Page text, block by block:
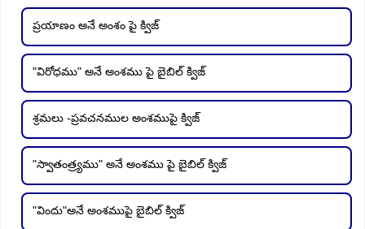
ప్రయాణం అనే అంశం పై క్విజ్
"విరోధము" అనే అంశము పై బైబిల్ క్విజ్
శ్రమలు -ప్రవచనముల అంశముపై క్విజ్
"స్వాతంత్ర్యము" అనే అంశము పై బైబిల్ క్విజ్
"విందు"అనే అంశముపై బైబిల్ క్విజ్